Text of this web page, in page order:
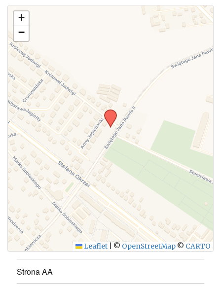
Użyj tego formularza aby przesłać informację o
zmianach w powyższym mityngu.
WYŚLIJ
+
−
Leaflet © OpenStreetMap © CARTO
Strona AA